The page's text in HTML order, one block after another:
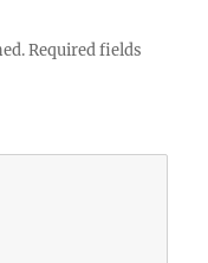
Required fields